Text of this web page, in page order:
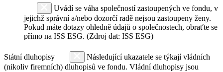
Uvádí se váha společností zastoupených ve fondu, v
jejichž správní a/nebo dozorčí radě nejsou zastoupeny ženy.
Pokud máte dotazy ohledně údajů o společnostech, obraťte se
přímo na ISS ESG. (Zdroj dat: ISS ESG)
Státní dluhopisy
Následující ukazatele se týkají vládních
(nikoliv firemních) dluhopisů ve fondu. Vládní dluhopisy jsou